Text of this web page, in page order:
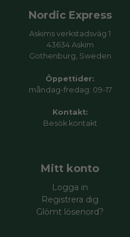
Nordic Express
Askims verkstadsväg 1
43634 Askim
Gothenburg, Sweden
Öppettider:
måndag-fredag: 09-17
Kontakt:
Besök kontakt
Mitt konto
Logga in
Registrera dig
Glömt lösenord?